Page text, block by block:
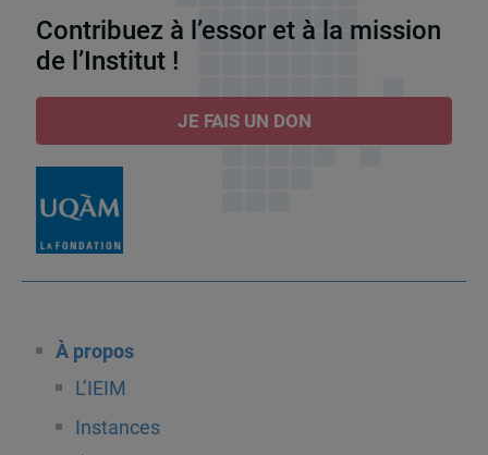
Contribuez à l’essor et à la mission
de l’Institut !
JE FAIS UN DON
À propos
L’IEIM
Instances